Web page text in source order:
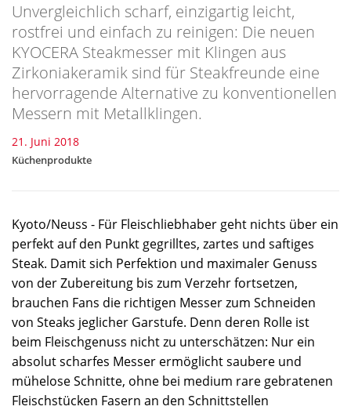
Unvergleichlich scharf, einzigartig leicht,
rostfrei und einfach zu reinigen: Die neuen
KYOCERA Steakmesser mit Klingen aus
Zirkoniakeramik sind für Steakfreunde eine
hervorragende Alternative zu konventionellen
Messern mit Metallklingen.
21. Juni 2018
Küchenprodukte
Kyoto/Neuss - Für Fleischliebhaber geht nichts über ein
perfekt auf den Punkt gegrilltes, zartes und saftiges
Steak. Damit sich Perfektion und maximaler Genuss
von der Zubereitung bis zum Verzehr fortsetzen,
brauchen Fans die richtigen Messer zum Schneiden
von Steaks jeglicher Garstufe. Denn deren Rolle ist
beim Fleischgenuss nicht zu unterschätzen: Nur ein
absolut scharfes Messer ermöglicht saubere und
mühelose Schnitte, ohne bei medium rare gebratenen
Fleischstücken Fasern an den Schnittstellen